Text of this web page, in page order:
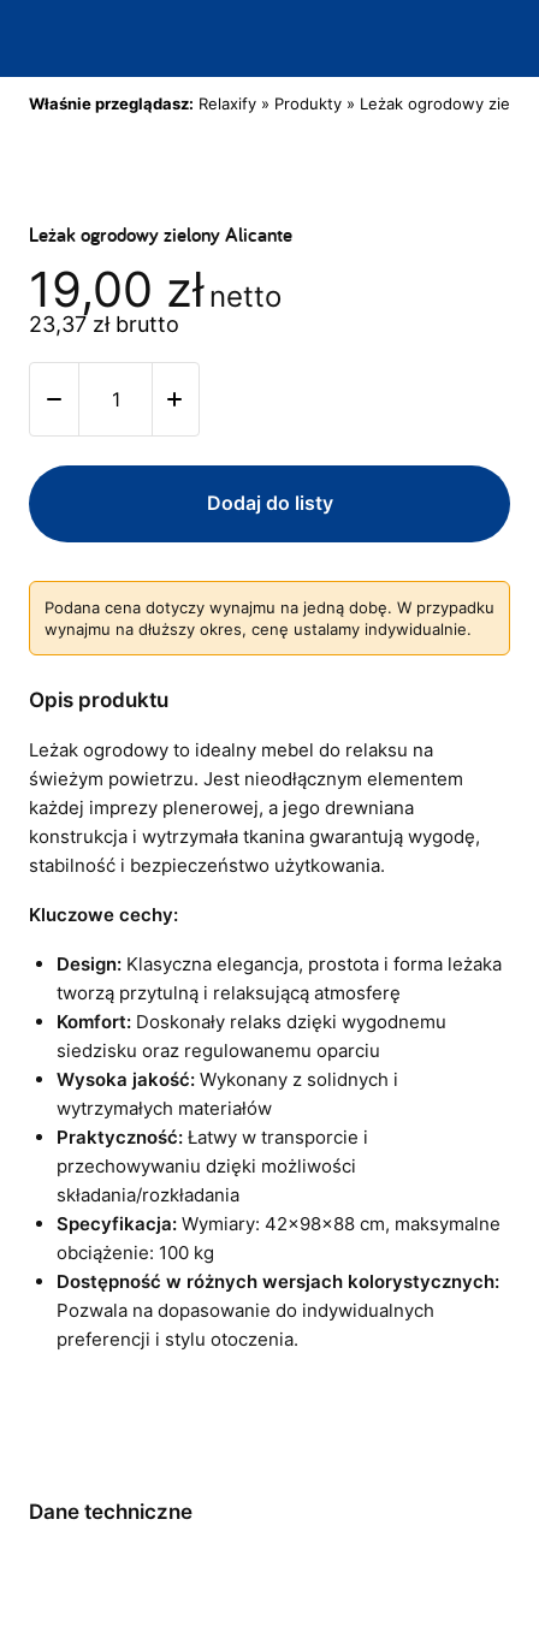
Właśnie przeglądasz: Relaxify » Produkty » Leżak ogrodowy
Leżak ogrodowy zielony Alicante
19,00 zł netto
23,37 złbrutto
Dodaj do listy
Podana cena dotyczy wynajmu na jedną dobę. W przypadku
wynajmu na dłuższy okres, cenę ustalamy indywidualnie.
Opis produktu
Leżak ogrodowy to idealny mebel do relaksu na
świeżym powietrzu. Jest nieodłącznym elementem
każdej imprezy plenerowej, a jego drewniana
konstrukcja i wytrzymała tkanina gwarantują wygodę,
stabilność i bezpieczeństwo użytkowania.
Kluczowe cechy:
Design: Klasyczna elegancja, prostota i forma leżaka
tworzą przytulną i relaksującą atmosferę
Komfort: Doskonały relaks dzięki wygodnemu
siedzisku oraz regulowanemu oparciu
Wysoka jakość: Wykonany z solidnych i
wytrzymałych materiałów
Praktyczność: Łatwy w transporcie i
przechowywaniu dzięki możliwości
składania/rozkładania
Specyfikacja: Wymiary: 42x98x88 cm, maksymalne
obciążenie: 100 kg
Dostępność w różnych wersjach kolorystycznych:
Pozwala na dopasowanie do indywidualnych
preferencji i stylu otoczenia.
Dane techniczne